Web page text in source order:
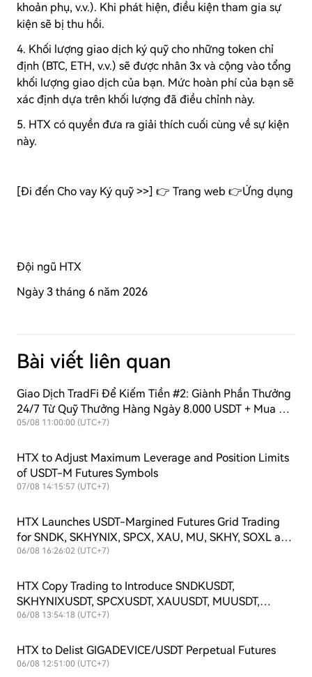
khoản phụ, v.v.). Khi phát hiện, điều kiện tham gia sự
kiện sẽ bị thu hồi.
4. Khối lượng giao dịch ký quỹ cho những token chỉ
định (BTC, ETH, v.v.) sẽ được nhân 3x và cộng vào tổng
khối lượng giao dịch của bạn. Mức hoàn phí của bạn sẽ
xác định dựa trên khối lượng đã điều chỉnh này.
5. HTX có quyền đưa ra giải thích cuối cùng về sự kiện
này.
[Đi đến Cho vay Ký quỹ >>] 👉 Trang web 👉Ứng dụng
Đội ngũ HTX
Ngày 3 tháng 6 năm 2026
Bài viết liên quan
Giao Dịch TradFi Để Kiếm Tiền #2: Giành Phần Thưởng
24/7 Từ Quỹ Thưởng Hàng Ngày 8.000 USDT + Mua Lại
Liên Tục Để Hỗ Trợ Giá Trị $HTX!
05/08 11:00:00 (UTC+7)
HTX to Adjust Maximum Leverage and Position Limits
of USDT-M Futures Symbols
07/08 14:15:57 (UTC+7)
HTX Launches USDT-Margined Futures Grid Trading
for SNDK, SKHYNIX, SPCX, XAU, MU, SKHY, SOXL and
TSLAX
06/08 16:26:02 (UTC+7)
HTX Copy Trading to Introduce SNDKUSDT,
SKHYNIXUSDT, SPCXUSDT, XAUUSDT, MUUSDT,
SKHYUSDT, SOXLUSDT and TSLAXUSDT Futures
06/08 13:54:18 (UTC+7)
HTX to Delist GIGADEVICE/USDT Perpetual Futures
06/08 12:51:00 (UTC+7)